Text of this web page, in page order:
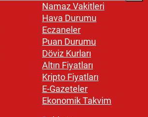
Namaz Vakitleri
Hava Durumu
Eczaneler
Puan Durumu
Döviz Kurları
Altın Fiyatları
Kripto Fiyatları
E-Gazeteler
Ekonomik Takvim